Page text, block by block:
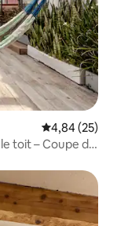
Note
4,84 (25)
toit – Coupe du